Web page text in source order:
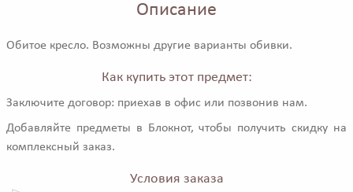
Описание
Обитое кресло. Возможны другие варианты обивки.
Как купить этот предмет:
Заключите договор: приехав в офис или позвонив нам.
Добавляйте предметы в Блокнот, чтобы получить скидку на
комплексный заказ.
Условия заказа